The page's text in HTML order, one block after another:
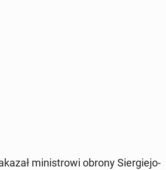
mi­ni­stro­wi obrony Sier­gie­jo­